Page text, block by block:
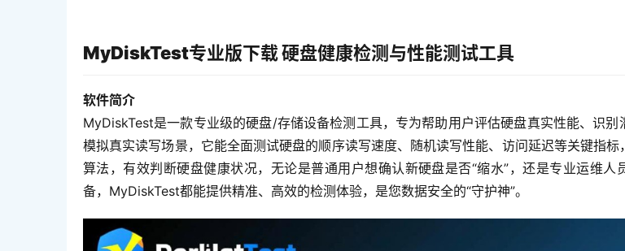
MyDiskTest专业版下载 硬盘健康检测与性能测试工具
软件简介
MyDiskTest是一款专业级的硬盘/存储设备检测工具，专为帮助用户评估硬盘真实性能、识别
模拟真实读写场景，它能全面测试硬盘的顺序读写速度、随机读写性能、访问延迟等关键指
算法，有效判断硬盘健康状况，无论是普通用户想确认新硬盘是否“缩水”，还是专业运维人
备，MyDiskTest都能提供精准、高效的检测体验，是您数据安全的“守护神”。